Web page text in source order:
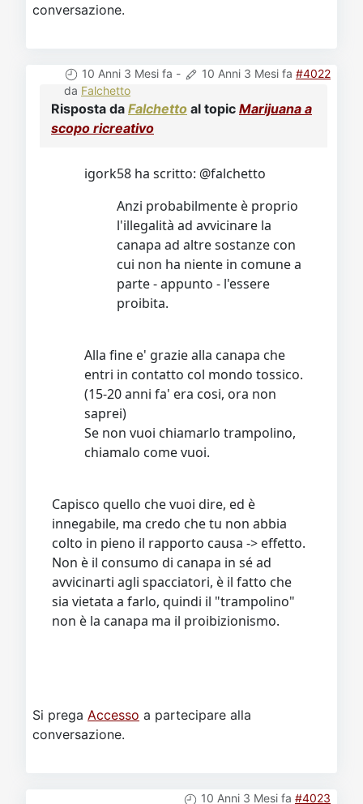
conversazione.
10 Anni 3 Mesi fa - 10 Anni 3 Mesi fa #4022
da Falchetto
Risposta da Falchetto al topic Marijuana a
scopo ricreativo
igork58 ha scritto: @falchetto
Anzi probabilmente è proprio
l'illegalità ad avvicinare la
canapa ad altre sostanze con
cui non ha niente in comune a
parte - appunto - l'essere
proibita.
Alla fine e' grazie alla canapa che
entri in contatto col mondo tossico.
(15-20 anni fa' era cosi, ora non
saprei)
Se non vuoi chiamarlo trampolino,
chiamalo come vuoi.
Capisco quello che vuoi dire, ed è
innegabile, ma credo che tu non abbia
colto in pieno il rapporto causa -> effetto.
Non è il consumo di canapa in sé ad
avvicinarti agli spacciatori, è il fatto che
sia vietata a farlo, quindi il "trampolino"
non è la canapa ma il proibizionismo.
Si prega Accesso a partecipare alla
conversazione.
10 Anni 3 Mesi fa #4023